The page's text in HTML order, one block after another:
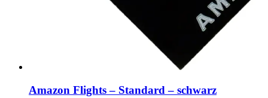
Amazon Flights – Standard – schwarz